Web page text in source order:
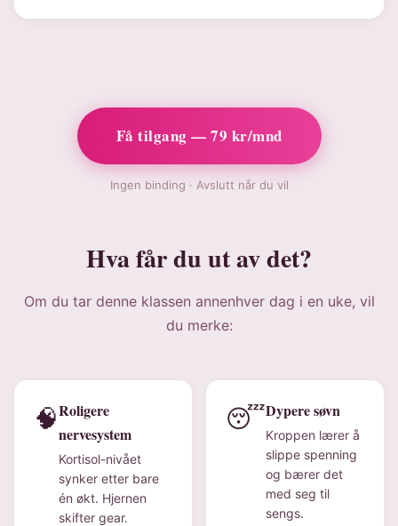
Få tilgang — 79 kr/mnd
Ingen binding · Avslutt når du vil
Hva får du ut av det?
Om du tar denne klassen annenhver dag i en uke, vil
du merke:
🧠Roligere
nervesystem
Kortisol-nivået
synker etter bare
én økt. Hjernen
skifter gear.
😴Dypere søvn
Kroppen lærer å
slippe spenning
og bærer det
med seg til
sengs.